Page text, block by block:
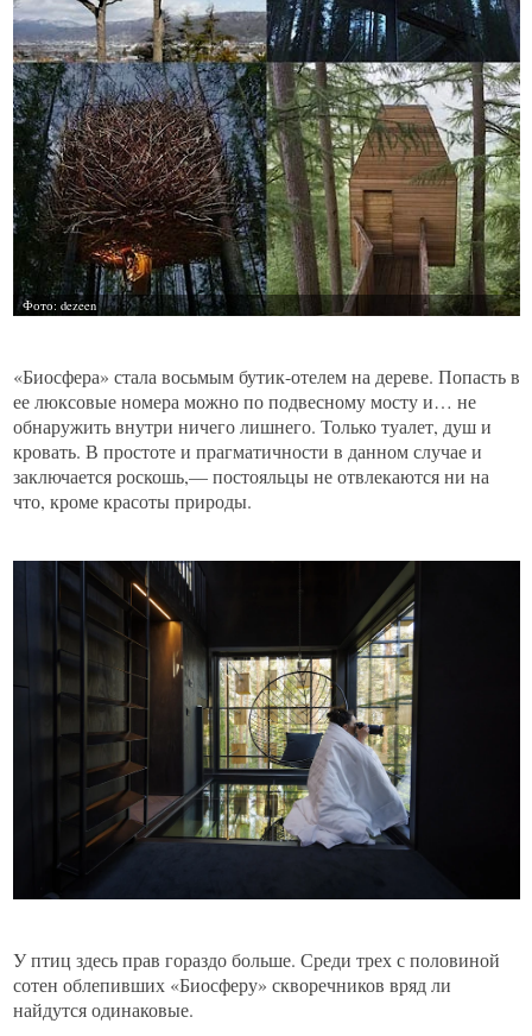
«Биосфера» стала восьмым бутик-отелем на дереве. Попасть в
ее люксовые номера можно по подвесному мосту и… не
обнаружить внутри ничего лишнего. Только туалет, душ и
кровать. В простоте и прагматичности в данном случае и
заключается роскошь,— постояльцы не отвлекаются ни на
что, кроме красоты природы.
У птиц здесь прав гораздо больше. Среди трех с половиной
сотен облепивших «Биосферу» скворечников вряд ли
найдутся одинаковые.